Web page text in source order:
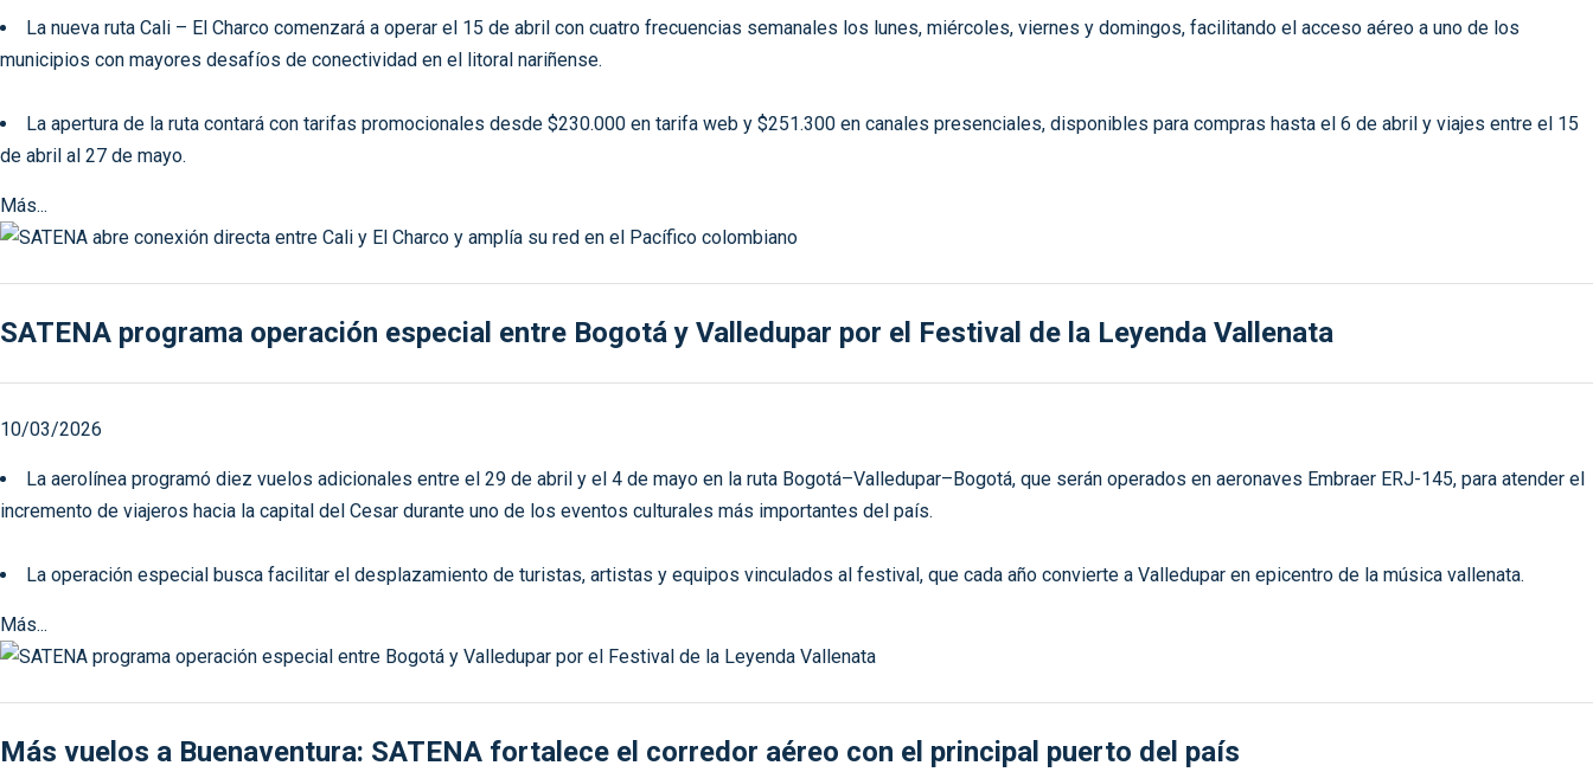
La nueva ruta Cali – El Charco comenzará a operar el 15 de abril con cuatro frecuencias semanales los lunes, miércoles, viernes y domingos, facilitando el acceso aéreo a uno de los
municipios con mayores desafíos de conectividad en el litoral nariñense.
La apertura de la ruta contará con tarifas promocionales desde $230.000 en tarifa web y $251.300 en canales presenciales, disponibles para compras hasta el 6 de abril y viajes entre el 15
de abril al 27 de mayo.
Más...
SATENA programa operación especial entre Bogotá y Valledupar por el Festival de la Leyenda Vallenata
10/03/2026
La aerolínea programó diez vuelos adicionales entre el 29 de abril y el 4 de mayo en la ruta Bogotá–Valledupar–Bogotá, que serán operados en aeronaves Embraer ERJ-145, para atender el
incremento de viajeros hacia la capital del Cesar durante uno de los eventos culturales más importantes del país.
La operación especial busca facilitar el desplazamiento de turistas, artistas y equipos vinculados al festival, que cada año convierte a Valledupar en epicentro de la música vallenata.
Más...
Más vuelos a Buenaventura: SATENA fortalece el corredor aéreo con el principal puerto del país